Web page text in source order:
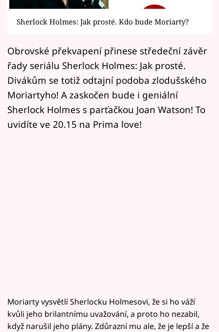
Filmový festival Karlovy Vary
Mámy sobě
Přihlášení
Sledujte nás
Sherlock Holmes: Jak prosté. Kdo bude Moriarty?
Obrovské překvapení přinese středeční závěr
řady seriálu Sherlock Holmes: Jak prosté.
Divákům se totiž odtajní podoba zlodušského
Moriartyho! A zaskočen bude i geniální
Sherlock Holmes s parťačkou Joan Watson! To
uvidíte ve 20.15 na Prima love!
Moriarty vysvětlí Sherlocku Holmesovi, že si ho váží
kvůli jeho brilantnímu uvažování, a proto ho nezabil,
když narušil jeho plány. Zdůrazní mu ale, že je lepší a že